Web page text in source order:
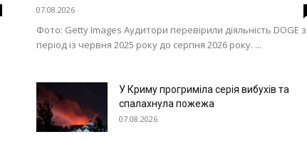
07.08.2026
Фото: Getty Images Аудитори перевірили діяльність DOGE
період із червня 2025 року до серпня 2026 року. ...
У Криму прогриміла серія вибухів та
спалахнула пожежа
07.08.2026